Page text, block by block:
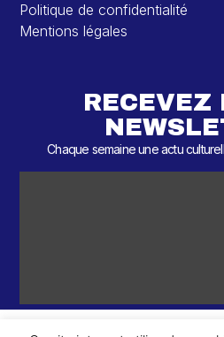
Politique de confidentialité
Mentions légales
RECEVEZ
Chaque semaine une actu